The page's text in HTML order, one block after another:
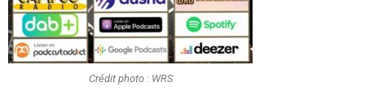
Crédit photo : WRS